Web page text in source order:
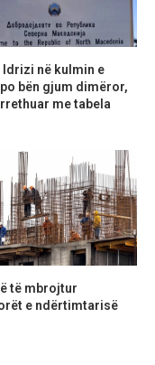
në kulmin e
bën gjum dimëror,
me tabela
të mbrojtur
e ndërtimtarisë